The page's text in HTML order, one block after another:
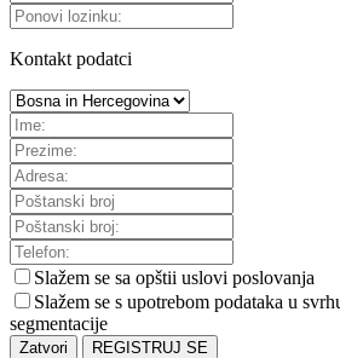
Kontakt podatci
Slažem se sa opštii uslovi poslovanja
Slažem se s upotrebom podataka u
segmentacije
Zatvori REGISTRUJ SE